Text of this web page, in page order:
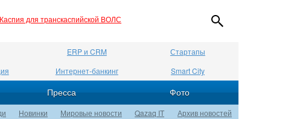
для транскаспийской ВОЛС
ERP и CRM
Стартапы
Интернет-банкинг Smart City
Пресса Фото
Новинки Мировые новости Qazaq IT Архив новостей